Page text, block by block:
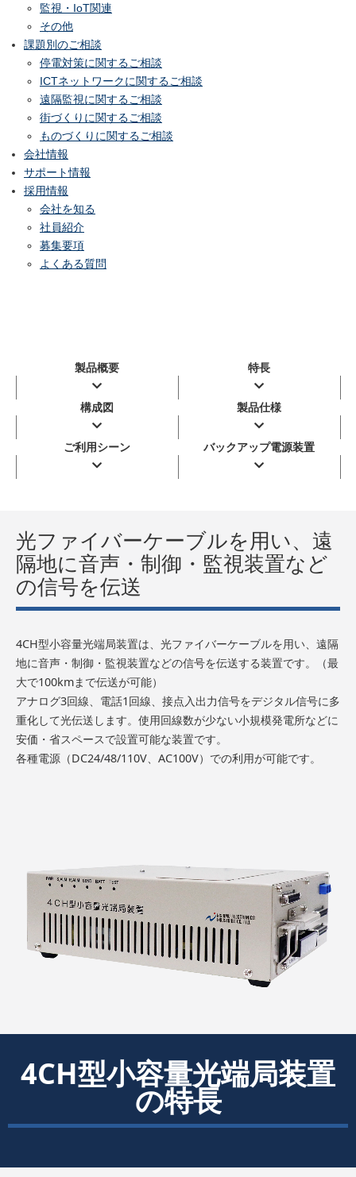
監視・IoT関連
その他
課題別のご相談
停電対策に関するご相談
ICTネットワークに関するご相談
遠隔監視に関するご相談
街づくりに関するご相談
ものづくりに関するご相談
会社情報
サポート情報
採用情報
会社を知る
社員紹介
募集要項
よくある質問
製品概要 特長
構成図 製品仕様
ご利用シーン バックアップ電源装置
光ファイバーケーブルを用い、遠
隔地に音声・制御・監視装置など
の信号を伝送
4CH型小容量光端局装置は、光ファイバーケーブルを用い、遠隔
地に音声・制御・監視装置などの信号を伝送する装置です。（最
大で100kmまで伝送が可能）
アナログ3回線、電話1回線、接点入出力信号をデジタル信号に多
重化して光伝送します。使用回線数が少ない小規模発電所などに
安価・省スペースで設置可能な装置です。
各種電源（DC24/48/110V、AC100V）での利用が可能です。
4CH型小容量光端局装置
の特長